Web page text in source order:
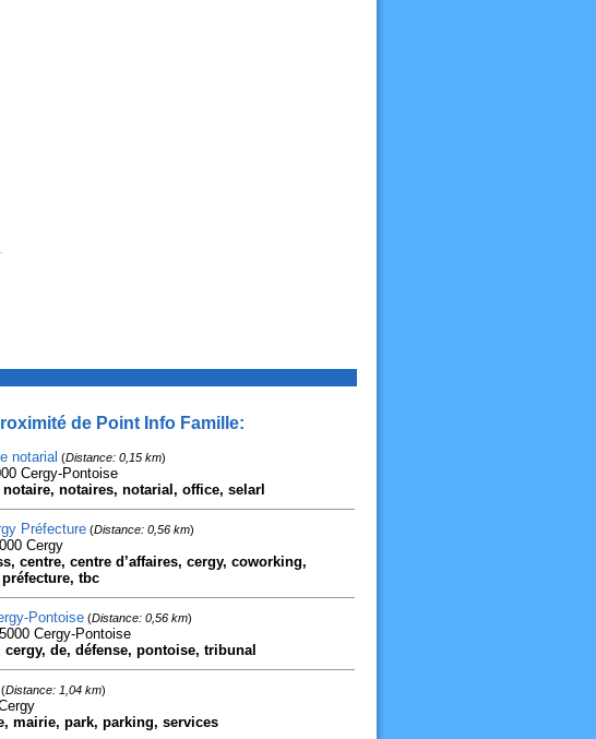
de Point Info Famille:
notarial (Distance: 0,15 km)
Cergy-Pontoise
notaires, notarial, office, selarl
Préfecture(Distance: 0,56 km)
Cergy
centre, centre d’affaires, cergy, coworking,
tbc
Pontoise(Distance: 0,56 km)
Cergy-Pontoise
de, défense, pontoise, tribunal
(Distance: 1,04 km)
mairie, park, parking, services